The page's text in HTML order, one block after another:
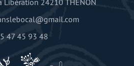
47 45 93 48